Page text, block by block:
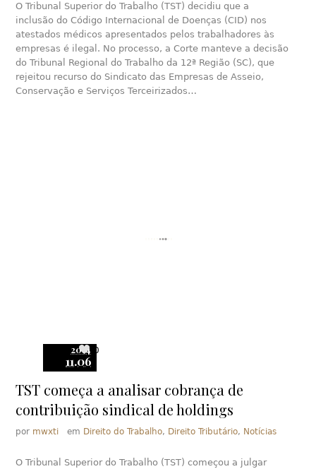
O Tribunal Superior do Trabalho (TST) decidiu que a
inclusão do Código Internacional de Doenças (CID) nos
atestados médicos apresentados pelos trabalhadores às
empresas é ilegal. No processo, a Corte manteve a decisão
do Tribunal Regional do Trabalho da 12ª Região (SC), que
rejeitou recurso do Sindicato das Empresas de Asseio,
Conservação e Serviços Terceirizados…
2014
11.06
0
TST começa a analisar cobrança de
contribuição sindical de holdings
por mwxti em Direito do Trabalho, Direito Tributário, Notícias
O Tribunal Superior do Trabalho (TST) começou a julgar